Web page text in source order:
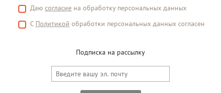
Даю согласие на обработку персональных данных
С Политикой обработки персональных данных согласен
Подписка на рассылку